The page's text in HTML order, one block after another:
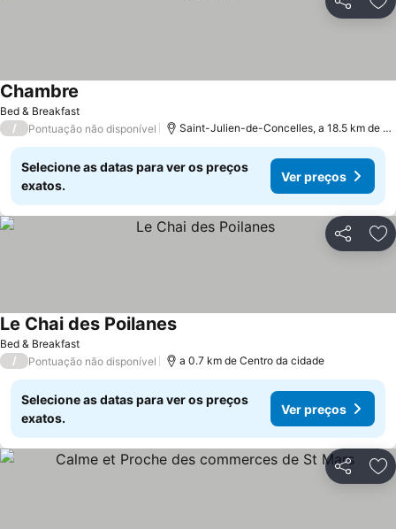
Partilhar
Bed & Breakfast
Chambre
/ Pontuação não disponível Saint-Julien-de-Concelles, a 18.5 km de
Selecione as datas para ver os preços
exatos.
Ver preços
Partilhar
Bed & Breakfast
Le Chai des PoilanesVer preços
/ Pontuação não disponível a 0.7 km de Centro da cidade
Selecione as datas para ver os preços
exatos.
Ver preços
Partilhar